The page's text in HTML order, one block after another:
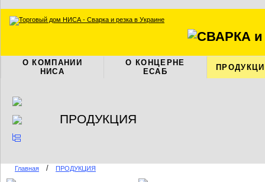
О КОМПАНИИ
НИСА
О КОНЦЕРНЕ
ЕСАБ
ПРОДУКЦИЯ
Главная / ПРОДУКЦИЯ